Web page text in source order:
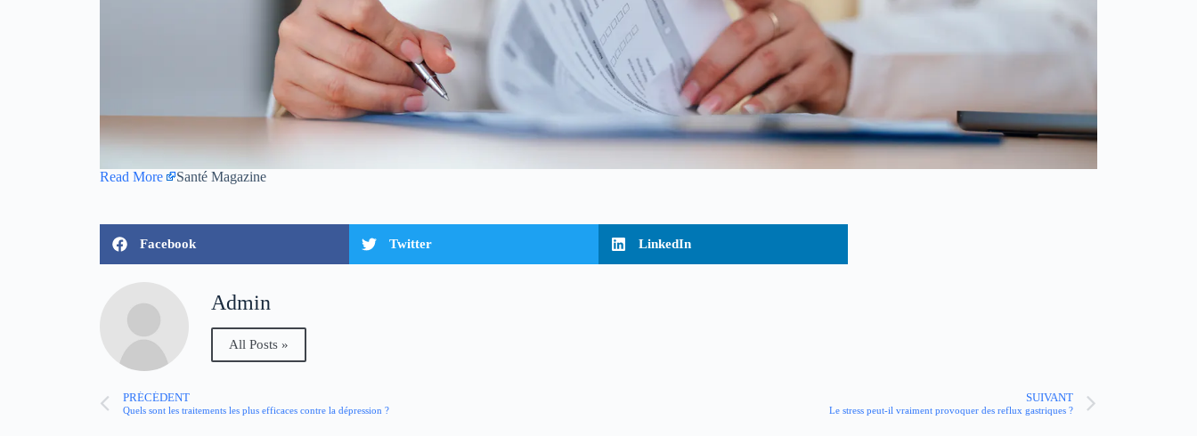
Read More Santé Magazine
Facebook Twitter LinkedIn
Admin
All Posts »
PRÉCÉDENT
Quels sont les traitements les plus efficaces contre la dépression ?
SUIVANT
Le stress peut-il vraiment provoquer des reflux gastriques ?